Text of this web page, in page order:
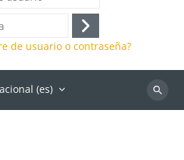
Acceder
de usuario o contraseña?
‎(es)‎
Buscar